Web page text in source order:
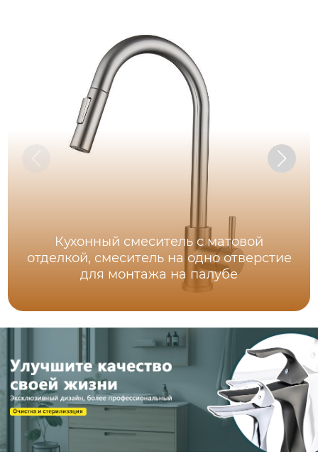
Кухонный смеситель с матовой
отделкой, смеситель на одно отверстие
для монтажа на палубе